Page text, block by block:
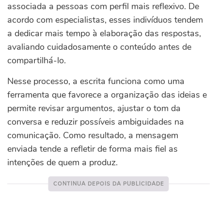
associada a pessoas com perfil mais reflexivo. De
acordo com especialistas, esses indivíduos tendem
a dedicar mais tempo à elaboração das respostas,
avaliando cuidadosamente o conteúdo antes de
compartilhá-lo.
Nesse processo, a escrita funciona como uma
ferramenta que favorece a organização das ideias e
permite revisar argumentos, ajustar o tom da
conversa e reduzir possíveis ambiguidades na
comunicação. Como resultado, a mensagem
enviada tende a refletir de forma mais fiel as
intenções de quem a produz.